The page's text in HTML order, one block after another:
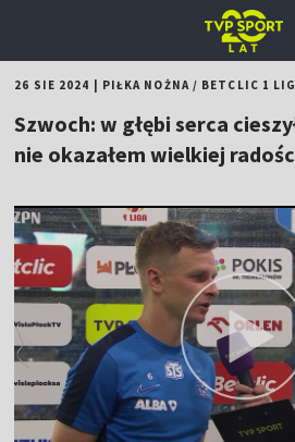
26 SIE 2024 PIŁKA NOŻNA/ BETCLIC 1
Szwoch: w głębi serca
nie okazałem wielkiej